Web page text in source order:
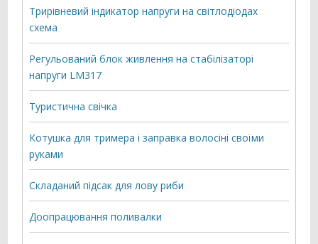
Трирівневий індикатор напруги на світлодіодах
схема
Регульований блок живлення на стабілізаторі
напруги LM317
Туристична свічка
Котушка для тримера і заправка волосіні своїми
руками
Складаний підсак для лову риби
Доопрацювання поливалки